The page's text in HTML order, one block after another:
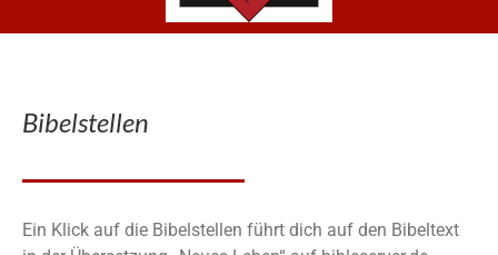
Bibelstellen
Ein Klick auf die Bibelstellen führt dich auf den Bibeltext